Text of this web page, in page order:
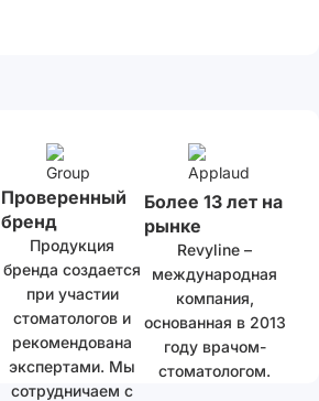
Проверенный
бренд
Продукция
бренда создается
при участии
стоматологов и
рекомендована
экспертами. Мы
сотрудничаем с
Более 13 лет на
рынке
Revyline –
международная
компания,
основанная в 2013
году врачом-
стоматологом.